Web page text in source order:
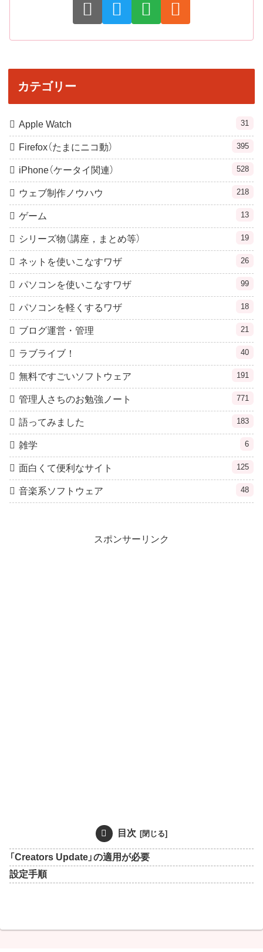
カテゴリー
Apple Watch 31
Firefox（たまにニコ動） 395
iPhone（ケータイ関連） 528
ウェブ制作ノウハウ 218
ゲーム 13
シリーズ物（講座，まとめ等） 19
ネットを使いこなすワザ 26
パソコンを使いこなすワザ 99
パソコンを軽くするワザ 18
ブログ運営・管理 21
ラブライブ！ 40
無料ですごいソフトウェア 191
管理人さちのお勉強ノート 771
語ってみました 183
雑学 6
面白くて便利なサイト 125
音楽系ソフトウェア 48
スポンサーリンク
目次
「Creators Update」の適用が必要
設定手順